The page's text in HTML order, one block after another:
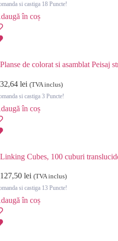
si castiga 18 Puncte!
în coș
Planse de colorat si asamblat Peisaj
32,64 lei (TVA inclus)
si castiga 3 Puncte!
în coș
Linking Cubes, 100 cuburi
127,50 lei (TVA inclus)
si castiga 13 Puncte!
în coș